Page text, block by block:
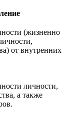
(жизненно
от внутренних
личности,
а также